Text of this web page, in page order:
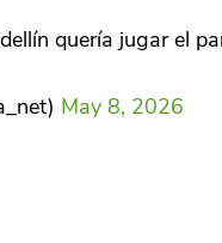
quería jugar el
May 8, 2026